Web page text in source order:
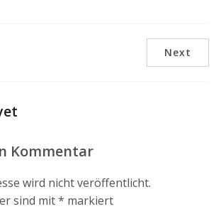
Next
Kommentar
wird nicht veröffentlicht.
sind mit* markiert